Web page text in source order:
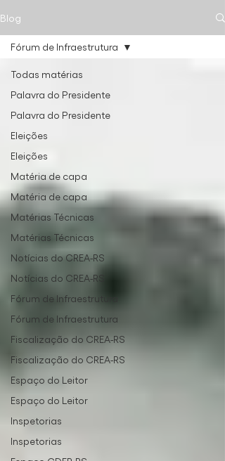
Blog
Todas matérias
Palavra do Presidente
Palavra do Presidente
Eleições
Eleições
Matéria de capa
Matéria de capa
Matérias Técnicas
Matérias Técnicas
Notícias do CREA-RS
Notícias do CREA-RS
Fórum de Infraestrutura
Fórum de Infraestrutura
Fiscalização do CREA-RS
Fiscalização do CREA-RS
Espaço do Leitor
Espaço do Leitor
Inspetorias
Inspetorias
Fórum de Infraestrutura